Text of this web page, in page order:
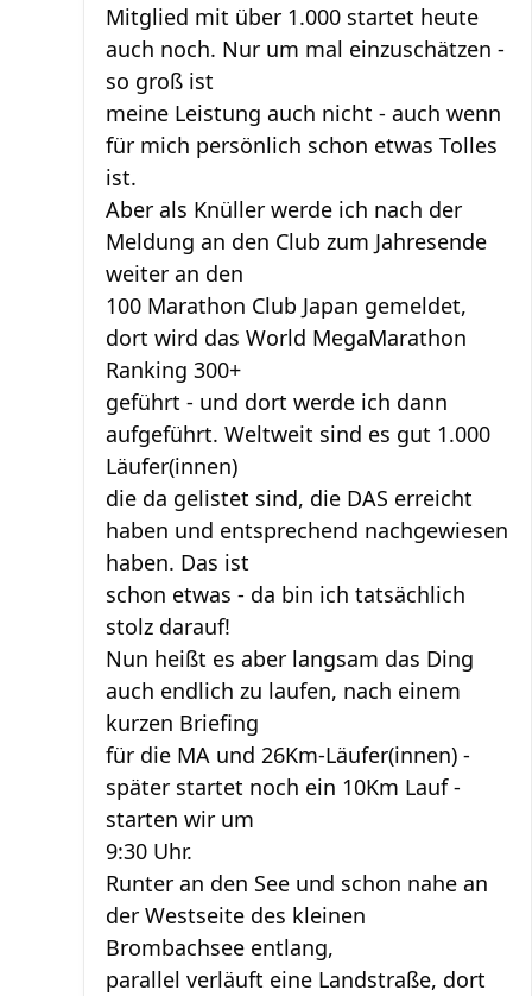
Mitglied mit über 1.000 startet heute
auch noch. Nur um mal einzuschätzen -
so groß ist
meine Leistung auch nicht - auch wenn
für mich persönlich schon etwas Tolles
ist.
Aber als Knüller werde ich nach der
Meldung an den Club zum Jahresende
weiter an den
100 Marathon Club Japan gemeldet,
dort wird das World MegaMarathon
Ranking 300+
geführt - und dort werde ich dann
aufgeführt. Weltweit sind es gut 1.000
Läufer(innen)
die da gelistet sind, die DAS erreicht
haben und entsprechend nachgewiesen
haben. Das ist
schon etwas - da bin ich tatsächlich
stolz darauf!
Nun heißt es aber langsam das Ding
auch endlich zu laufen, nach einem
kurzen Briefing
für die MA und 26Km-Läufer(innen) -
später startet noch ein 10Km Lauf -
starten wir um
9:30 Uhr.
Runter an den See und schon nahe an
der Westseite des kleinen
Brombachsee entlang,
parallel verläuft eine Landstraße, dort